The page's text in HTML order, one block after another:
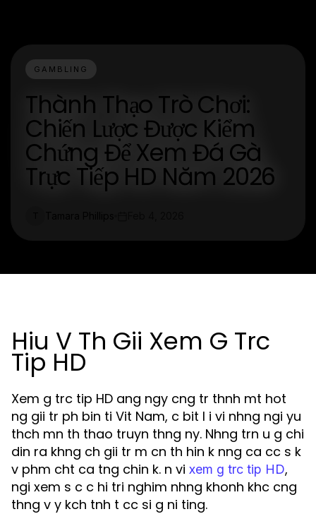
GAMBLING
Thành Thạo Trò Chơi:
Chiến Lược Được Kiểm
Chứng Để Xem Đá Gà
Trực Tiếp HD Năm 2026
Hiu V Th Gii Xem G Trc
Tip HD
Xem g trc tip HD ang ngy cng tr thnh mt hot
ng gii tr ph bin ti Vit Nam, c bit l i vi nhng ngi yu
thch mn th thao truyn thng ny. Nhng trn u g chi
din ra khng ch gii tr m cn th hin k nng ca cc s k
v phm cht ca tng chin k. n vi xem g trc tip HD,
ngi xem s c c hi tri nghim nhng khonh khc cng
thng v y kch tnh t cc si g ni ting.